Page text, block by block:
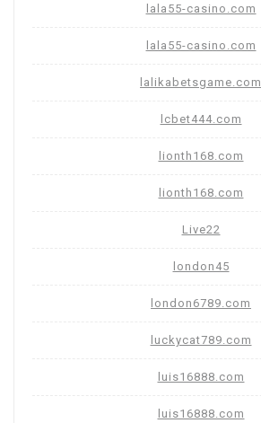
lala55-casino.com
lala55-casino.com
lalikabetsgame.com
lcbet444.com
lionth168.com
lionth168.com
Live22
london45
london6789.com
luckycat789.com
luis16888.com
luis16888.com